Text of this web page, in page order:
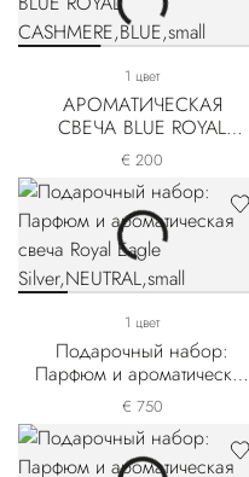
1 цвет
АРОМАТИЧЕСКАЯ
СВЕЧА BLUE ROYAL
CASHMERE
€ 200
1 цвет
Подарочный набор:
Парфюм и ароматическая
свеча Royal Eagle Silver
€ 750